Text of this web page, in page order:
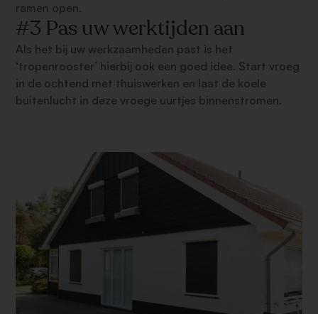
ramen open.
#3 Pas uw werktijden aan
Als het bij uw werkzaamheden past is het
‘tropenrooster’ hierbij ook een goed idee. Start vroeg
in de ochtend met thuiswerken en laat de koele
buitenlucht in deze vroege uurtjes binnenstromen.